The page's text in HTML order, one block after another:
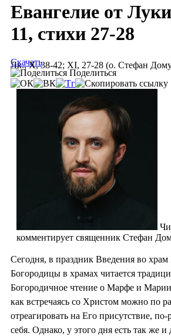
Евангелие от
11, стихи 27-28
Лк., X, 38-42; XI, 27-28 (о. Стефан
Скачать
Поделиться
комментирует священник Стефан
Сегодня, в праздник Введения во храм
Богородицы в храмах читается
Богородичное чтение о Марфе и
как встречаясь со Христом можно по
отреагировать на Его присутствие, по-
себя. Однако, у этого дня есть так же и